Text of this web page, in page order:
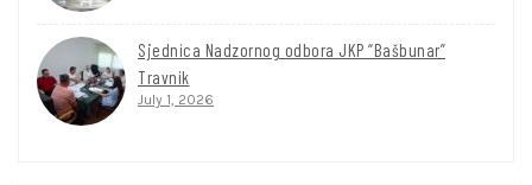
Sjednica Nadzornog odbora JKP “Bašbunar”
Travnik
July 1, 2026